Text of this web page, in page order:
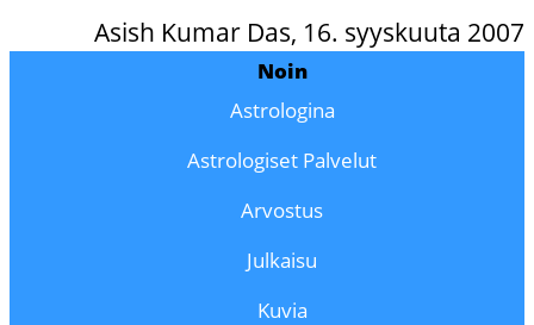
Asish Kumar Das, 16. syyskuuta 2007
Noin
Astrologina
Astrologiset Palvelut
Arvostus
Julkaisu
Kuvia